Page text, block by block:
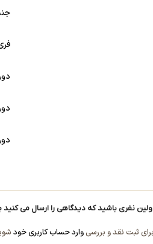
نفری باشید که دیدگاهی را ارسال می کنید
برای ثبت نقد و بررسیوارد حساب کاربری خود